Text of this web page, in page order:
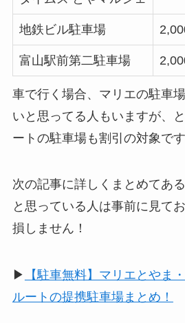
地鉄ビル駐車場
富山駅前第二駐車場
車で行く場合、マリエの駐車
いと思ってる人もいますが、
ートの駐車場も割引の対象です
次の記事に詳しくまとめてあ
と思っている人は事前に見て
損しません！
▶︎
【駐車無料】マリエとやま
ルートの提携駐車場まとめ！